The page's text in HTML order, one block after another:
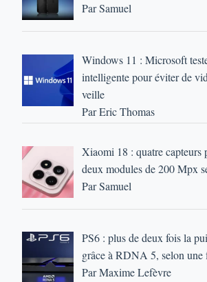
Par Samuel
Windows 11 : Microsoft
intelligente pour éviter de
veille
Par Eric Thomas
Xiaomi 18 : quatre capteurs
deux modules de 200 Mpx
Par Samuel
PS6 : plus de deux fois la
grâce à RDNA 5, selon une
Par Maxime Lefèvre